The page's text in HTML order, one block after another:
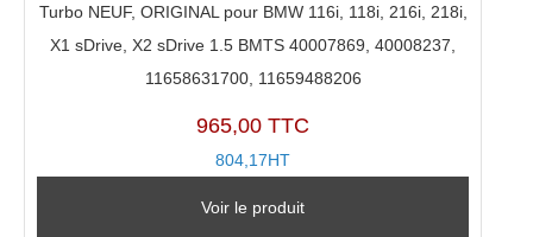
Turbo NEUF, ORIGINAL pour BMW 116i, 118i, 216i, 218i,
X1 sDrive, X2 sDrive 1.5 BMTS 40007869, 40008237,
11658631700, 11659488206
965,00 TTC
804,17HT
Voir le produit